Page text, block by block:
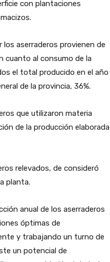
con plantaciones
los aserraderos provienen de
cuanto al consumo de la
el total producido en el año
de la provincia, 36%.
que utilizaron materia
de la producción elaborada
relevados, de consideró
planta.
anual de los aserraderos
óptimas de
y trabajando un turno de
un potencial de